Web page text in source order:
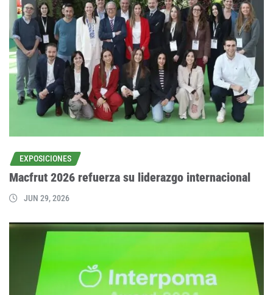
EXPOSICIONES
Macfrut 2026 refuerza su liderazgo internacional
JUN 29, 2026